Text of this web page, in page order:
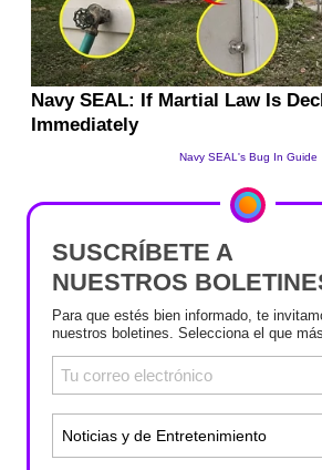
SUSCRÍBETE A
NUESTROS
Para que estés bien informado, te
nuestros boletines. Selecciona el que